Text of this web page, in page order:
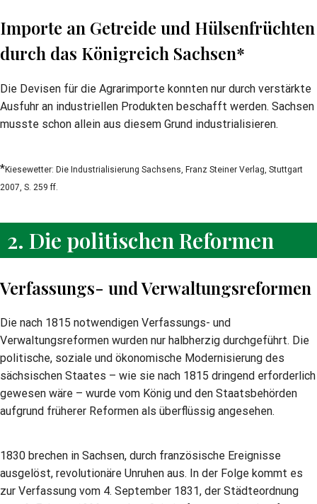
Importe an Getreide und Hülsenfrüchten
durch das Königreich Sachsen*
Die Devisen für die Agrarimporte konnten nur durch verstärkte
Ausfuhr an industriellen Produkten beschafft werden. Sachsen
musste schon allein aus diesem Grund industrialisieren.
*Kiesewetter: Die Industrialisierung Sachsens, Franz Steiner Verlag, Stuttgart
2007, S. 259 ff.
2. Die politischen Reformen
Verfassungs- und Verwaltungsreformen
Die nach 1815 notwendigen Verfassungs- und
Verwaltungsreformen wurden nur halbherzig durchgeführt. Die
politische, soziale und ökonomische Modernisierung des
sächsischen Staates – wie sie nach 1815 dringend erforderlich
gewesen wäre – wurde vom König und den Staatsbehörden
aufgrund früherer Reformen als überflüssig angesehen.
1830 brechen in Sachsen, durch französische Ereignisse
ausgelöst, revolutionäre Unruhen aus. In der Folge kommt es
zur Verfassung vom 4. September 1831, der Städteordnung